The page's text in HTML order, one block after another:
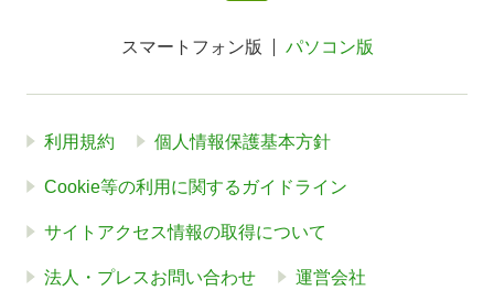
スマートフォン版 パソコン版
利用規約 個人情報保護基本方針
Cookie等の利用に関するガイドライン
サイトアクセス情報の取得について
法人・プレスお問い合わせ 運営会社